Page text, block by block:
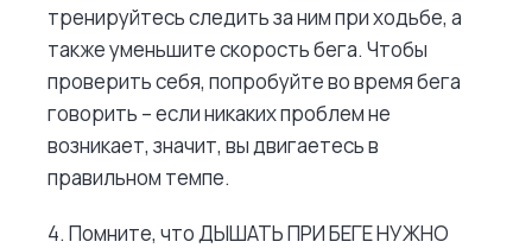
тренируйтесь следить за ним при ходьбе, а
также уменьшите скорость бега. Чтобы
проверить себя, попробуйте во время бега
говорить – если никаких проблем не
возникает, значит, вы двигаетесь в
правильном темпе.
4. Помните, что ДЫШАТЬ ПРИ БЕГЕ НУЖНО